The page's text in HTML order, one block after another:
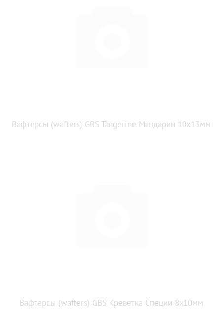
Вафтерсы (wafters) GBS Tangerine Мандарин 10x13мм
Вафтерсы (wafters) GBS Креветка Специи 8x10мм